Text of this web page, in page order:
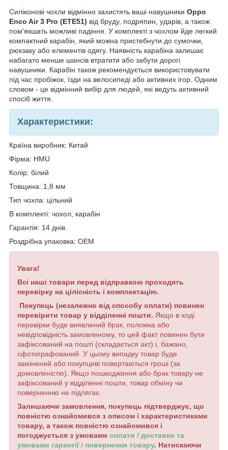
Силіконові чохли відмінно захистять ваші навушники Oppo
Enco Air 3 Pro (ETE51) від бруду, подряпин, ударів, а також
пом'якшать можливі падіння. У комплекті з чохлом йде легкий
компактний карабін, який можна пристебнути до сумочки,
рюкзаку або елементів одягу. Наявність карабіна залишає
набагато менше шансів втратити або забути дорогі
навушники. Карабін також рекомендується використовувати
під час пробіжок, їзди на велосипеді або активних ігор. Одним
словом - це відмінний вибір для людей, які ведуть активний
спосіб життя.
Характеристики:
Країна виробник: Китай
Фірма: HMU
Колір: білий
Товщина: 1,8 мм
Тип чохла: цільний
В комплекті: чохол, карабін
Гарантія: 14 днів.
Роздрібна упаковка: OEM
Увага!
Всі наші товари перед відправкою проходять
перевірку на цілісність і комплектацію.
Покупець (незалежно від способу оплати) повинен
перевірити товар у відділенні пошти. Якщо в ході
перевірки буде виявлений брак, поломка або
невідповідність замовленому, то цей факт повинен бути
зафіксований на пошті (складається акт) і, бажано,
сфотографований. У цьому випадку товар буде
замінений або покупцеві повертаються гроші (за
домовленістю). Якщо пошкодження або брак товару не
зафіксований у відділенні пошти, товар обміну чи
поверненню не підлягає.
Залишаючи замовлення, покупець підтверджує, що
повністю ознайомився з описом і характеристиками
товару, а також повністю ознайомився і
погоджується з умовами оплати / доставки та
умовами гарантії / повернення товару. Натискаючи